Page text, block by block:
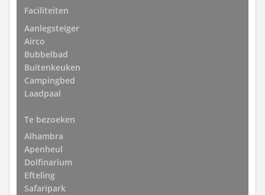
Faciliteiten
Aanlegsteiger
Airco
Bubbelbad
Buitenkeuken
Campingbed
Laadpaal
Te bezoeken
Alhambra
Apenheul
Dolfinarium
Efteling
Safaripark